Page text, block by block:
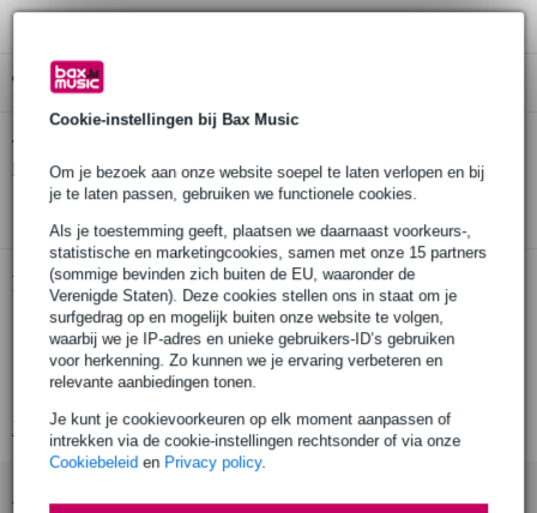
Cookie-instellingen bij Bax Music
Om je bezoek aan onze website soepel te laten verlopen en bij
je te laten passen, gebruiken we functionele cookies.
Als je toestemming geeft, plaatsen we daarnaast voorkeurs-,
statistische en marketingcookies, samen met onze 15 partners
(sommige bevinden zich buiten de EU, waaronder de
Verenigde Staten). Deze cookies stellen ons in staat om je
surfgedrag op en mogelijk buiten onze website te volgen,
waarbij we je IP-adres en unieke gebruikers-ID’s gebruiken
voor herkenning. Zo kunnen we je ervaring verbeteren en
relevante aanbiedingen tonen.
Je kunt je cookievoorkeuren op elk moment aanpassen of
intrekken via de cookie-instellingen rechtsonder of via onze
Cookiebeleid en Privacy policy.
Gratis ophalen in de winkel
Twijfel je of de
past? Doe de check.
Start de check
Productinformatie
verloop XLR 3 polig male naar 6,3mm Jack female (aarde gelift)
6.35mm jack input met lock
zwart metalen, D-Type behuizing
Bekijk alle productspecificaties